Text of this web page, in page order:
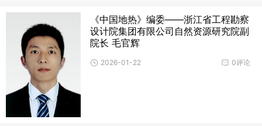
《中国地热》编委——浙江省工程勘察
设计院集团有限公司自然资源研究院副
院长 毛官辉
0评论
2026-01-22